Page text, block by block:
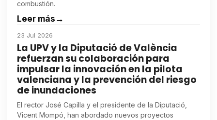
combustión.
Leer más→
23 Jul 2026
La UPV y la Diputació de València
refuerzan su colaboración para
impulsar la innovación en la pilota
valenciana y la prevención del riesgo
de inundaciones
El rector José Capilla y el presidente de la Diputació,
Vicent Mompó, han abordado nuevos proyectos